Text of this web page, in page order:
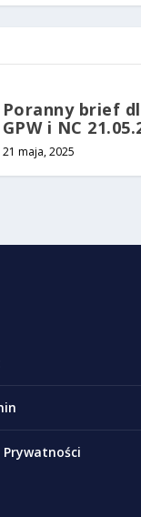
Poranny brief
GPW i NC
21 maja, 2025